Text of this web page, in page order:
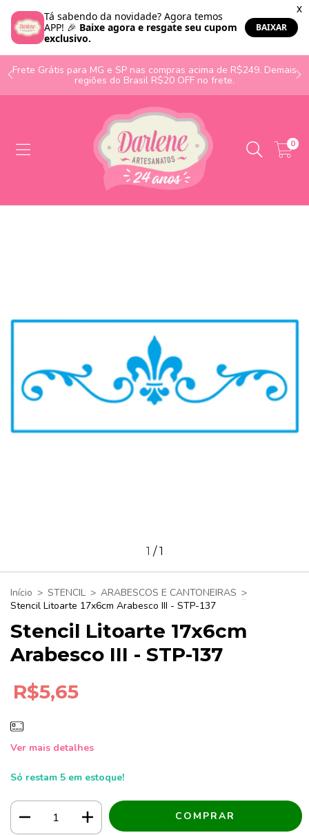
Frete Grátis para MG e SP nas compras acima de R$249. Demais
regiões do Brasil R$20 OFF no frete.
0
1 /1
Início > STENCIL > ARABESCOS E CANTONEIRAS >
Stencil Litoarte 17x6cm Arabesco III - STP-137
Stencil Litoarte 17x6cm
Arabesco III - STP-137
R$5,65
Ver mais detalhes
Só restam 5 em estoque!